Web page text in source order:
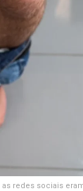
redes sociais